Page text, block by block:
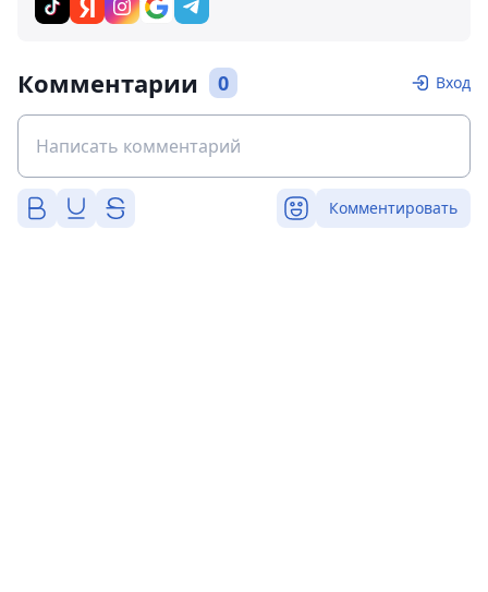
Комментарии 0 Вход
Комментировать